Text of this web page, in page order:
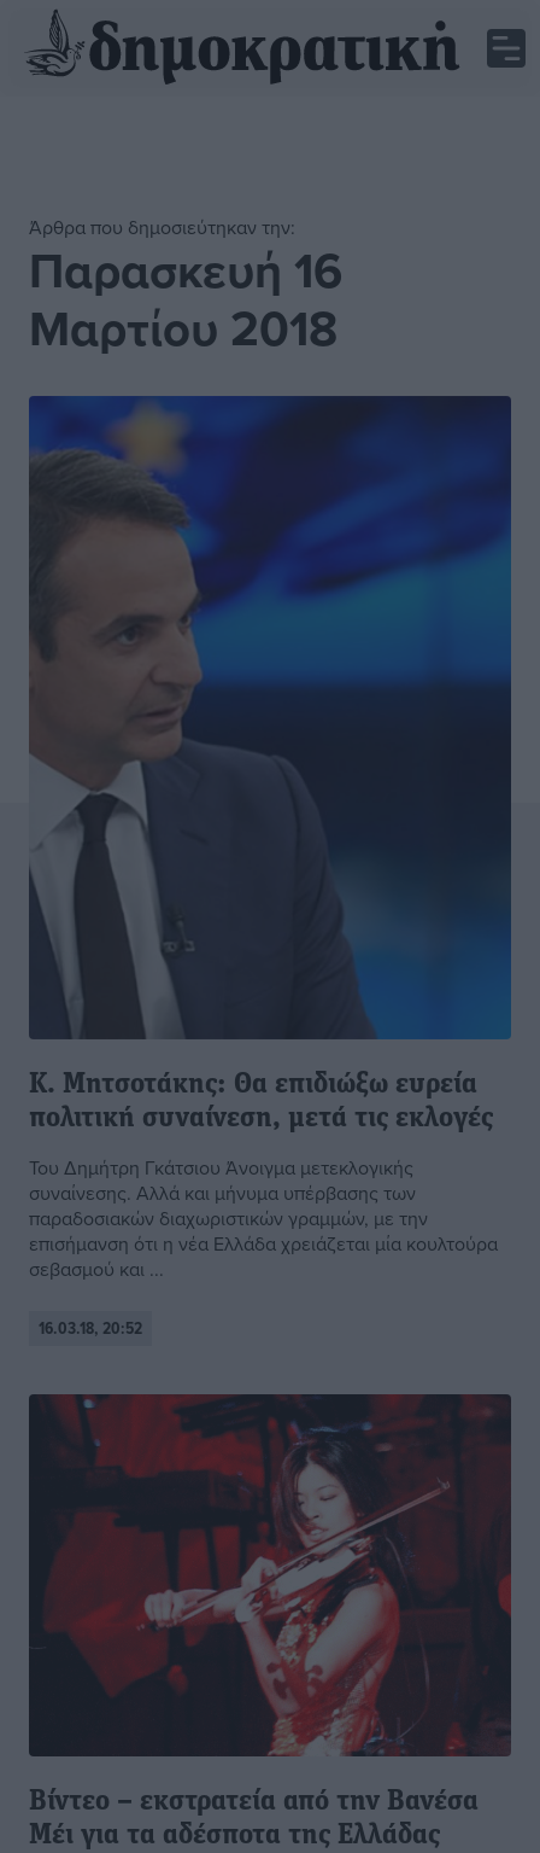
Άρθρα που δημοσιεύτηκαν την:
Παρασκευή 16
Μαρτίου 2018
Κ. Μητσοτάκης: Θα επιδιώξω ευρεία
πολιτική συναίνεση, μετά τις εκλογές
Του Δημήτρη Γκάτσιου Άνοιγμα μετεκλογικής
συναίνεσης. Αλλά και μήνυμα υπέρβασης των
παραδοσιακών διαχωριστικών γραμμών, με την
επισήμανση ότι η νέα Ελλάδα χρειάζεται μία κουλτούρα
σεβασμού και ...
16.03.18, 20:52
Βίντεο – εκστρατεία από την Βανέσα
Μέι για τα αδέσποτα της Ελλάδας